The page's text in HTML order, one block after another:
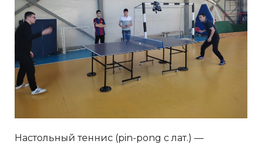
Настольный теннис (pin-pong с лат.) —